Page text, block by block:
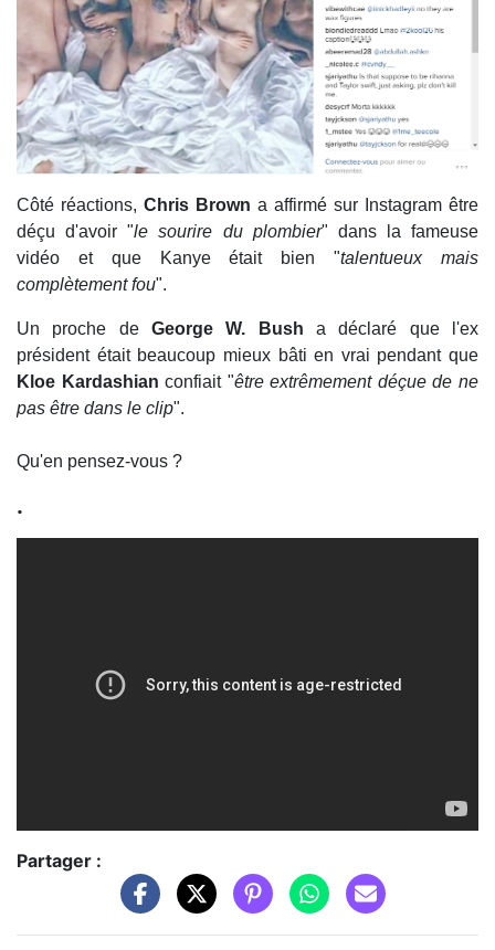
Côté réactions, Chris Brown a affirmé sur Instagram être
déçu d'avoir "le sourire du plombier" dans la fameuse
vidéo et que Kanye était bien "talentueux mais
complètement fou".
Un proche de George W. Bush a déclaré que l'ex
président était beaucoup mieux bâti en vrai pendant que
Kloe Kardashian confiait "être extrêmement déçue de ne
pas être dans le clip".
Qu'en pensez-vous ?
.
Partager :